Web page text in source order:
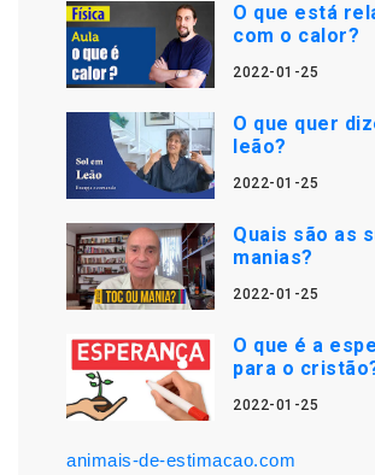
O que está
com o calor?
2022-01-25
O que quer
leão?
2022-01-25
Quais são as
manias?
2022-01-25
O que é a
para o
2022-01-25
animais-de-estimacao.com